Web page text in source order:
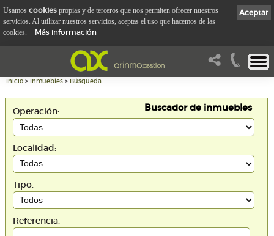
:: Inicio > Inmuebles > Búsqueda
Buscador de inmuebles
Operación:
Localidad:
Tipo:
Referencia:
Aceptar
Usamos cookies propias y de terceros que nos permiten ofrecer nuestros
servicios. Al utilizar nuestros servicios, aceptas el uso que hacemos de las
cookies.
Más información